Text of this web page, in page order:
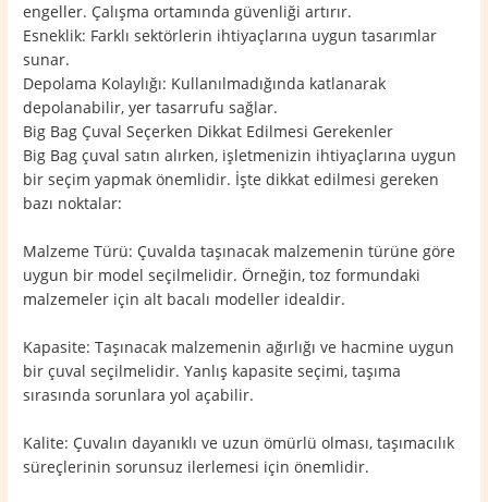
engeller. Çalışma ortamında güvenliği artırır.
Esneklik: Farklı sektörlerin ihtiyaçlarına uygun tasarımlar
sunar.
Depolama Kolaylığı: Kullanılmadığında katlanarak
depolanabilir, yer tasarrufu sağlar.
Big Bag Çuval Seçerken Dikkat Edilmesi Gerekenler
Big Bag çuval satın alırken, işletmenizin ihtiyaçlarına uygun
bir seçim yapmak önemlidir. İşte dikkat edilmesi gereken
bazı noktalar:
Malzeme Türü: Çuvalda taşınacak malzemenin türüne göre
uygun bir model seçilmelidir. Örneğin, toz formundaki
malzemeler için alt bacalı modeller idealdir.
Kapasite: Taşınacak malzemenin ağırlığı ve hacmine uygun
bir çuval seçilmelidir. Yanlış kapasite seçimi, taşıma
sırasında sorunlara yol açabilir.
Kalite: Çuvalın dayanıklı ve uzun ömürlü olması, taşımacılık
süreçlerinin sorunsuz ilerlemesi için önemlidir.